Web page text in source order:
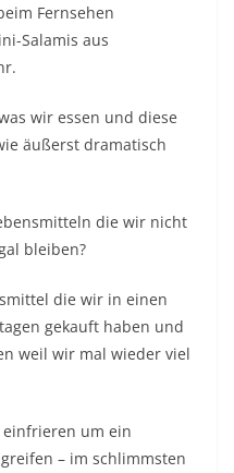
Fernsehen
Salamis aus
wir essen und diese
äußerst dramatisch
die wir nicht
bleiben?
die wir in einen
gekauft haben und
weil wir mal wieder viel
einfrieren um ein
– im schlimmsten